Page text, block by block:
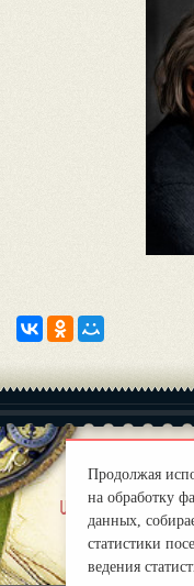
uber uns
Продолжая
на обработку
данных,
статистики
ведения